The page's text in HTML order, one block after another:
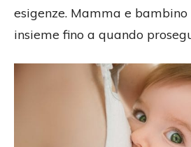
esigenze. Mamma e
insieme fino a quando